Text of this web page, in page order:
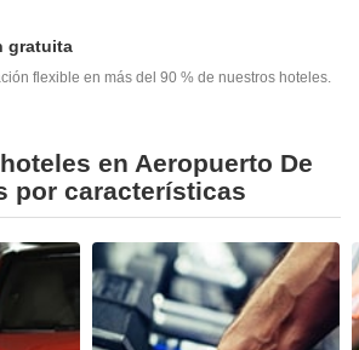
gratuita
flexible en más del 90 % de nuestros hoteles.
en Aeropuerto De
por características